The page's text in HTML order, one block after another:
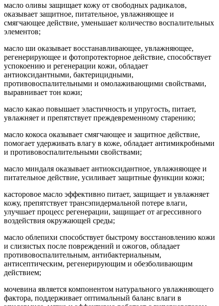
масло оливы защищает кожу от свободных радикалов,
оказывает защитное, питательное, увлажняющее и
смягчающее действие, уменьшает количество воспалительных
элементов;
масло ши оказывает восстанавливающее, увлажняющее,
регенерирующее и фотопротекторное действие, способствует
успокоению и регенерации кожи, обладает
антиоксидантными, бактерицидными,
противовоспалительными и омолаживающими свойствами,
выравнивает тон кожи;
масло какао повышает эластичность и упругость, питает,
увлажняет и препятствует преждевременному старению;
масло кокоса оказывает смягчающее и защитное действие,
помогает удерживать влагу в коже, обладает антимикробными
и противовоспалительными свойствами;
масло миндаля оказывает антиоксидантное, увлажняющее и
питательное действие, усиливает защитные функции кожи;
касторовое масло эффективно питает, защищает и увлажняет
кожу, препятствует трансэпидермальной потере влаги,
улучшает процесс регенерации, защищает от агрессивного
воздействия окружающей среды;
масло облепихи способствует быстрому восстановлению кожи
и слизистых после повреждений и ожогов, обладает
противовоспалительным, антибактериальным,
антисептическим, регенерирующим и обезболивающим
действием;
мочевина является компонентом натурального увлажняющего
фактора, поддерживает оптимальный баланс влаги в